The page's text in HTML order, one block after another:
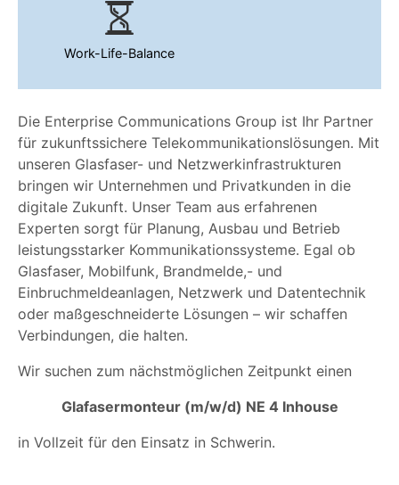
Die Enterprise Communications Group ist Ihr Partner
für zukunftssichere Telekommunikationslösungen. Mit
unseren Glasfaser- und Netzwerkinfrastrukturen
bringen wir Unternehmen und Privatkunden in die
digitale Zukunft. Unser Team aus erfahrenen
Experten sorgt für Planung, Ausbau und Betrieb
leistungsstarker Kommunikationssysteme. Egal ob
Glasfaser, Mobilfunk, Brandmelde,- und
Einbruchmeldeanlagen, Netzwerk und Datentechnik
oder maßgeschneiderte Lösungen – wir schaffen
Verbindungen, die halten.
Wir suchen zum nächstmöglichen Zeitpunkt einen
Glafasermonteur (m/w/d) NE 4 Inhouse
in Vollzeit für den Einsatz in Schwerin.
Work-Life-Balance